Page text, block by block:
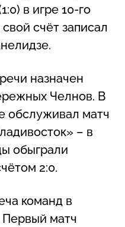
в игре 10-го
счёт записал
назначен
Челнов. В
обслуживал матч
– в
обыграли
2:0.
команд в
матч